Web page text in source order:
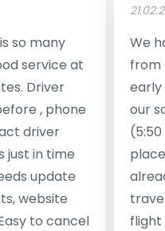
so many
service at
Driver
, phone
driver
just in time
update
website
to cancel
We
from
early
our
flight